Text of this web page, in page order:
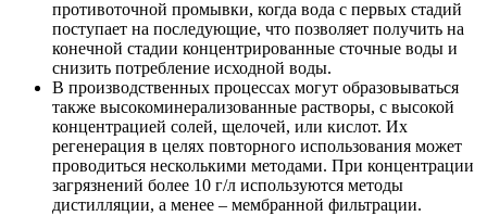
противоточной промывки, когда вода с первых стадий
поступает на последующие, что позволяет получить на
конечной стадии концентрированные сточные воды и
снизить потребление исходной воды.
В производственных процессах могут образовываться
также высокоминерализованные растворы, с высокой
концентрацией солей, щелочей, или кислот. Их
регенерация в целях повторного использования может
проводиться несколькими методами. При концентрации
загрязнений более 10 г/л используются методы
дистилляции, а менее – мембранной фильтрации.